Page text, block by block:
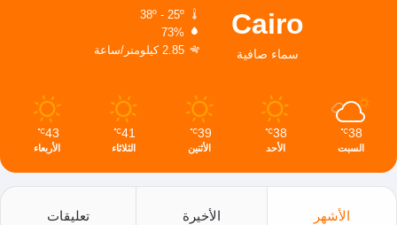
Cairo
سماء صافية
38º - 25º
73%
2.85 كيلومتر/ساعة
38
℃
السبت
38
℃
الأحد
39
℃
الأثنين
41
℃
الثلاثاء
43
℃
الأربعاء
الأشهر الأخيرة تعليقات